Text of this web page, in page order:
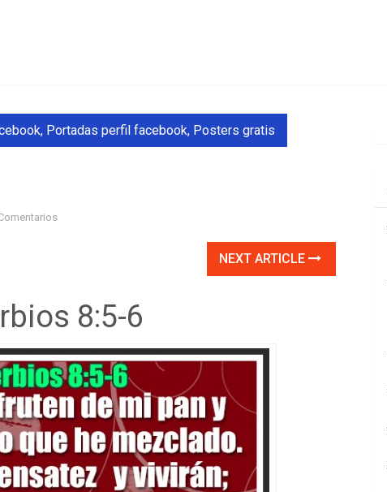
, Portadas perfil facebook, Posters gratis
NEXT ARTICLE
8:5-6